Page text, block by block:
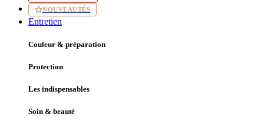
NOUVEAUTÉS
Entretien
Couleur & préparation
Protection
Les indispensables
Soin & beauté